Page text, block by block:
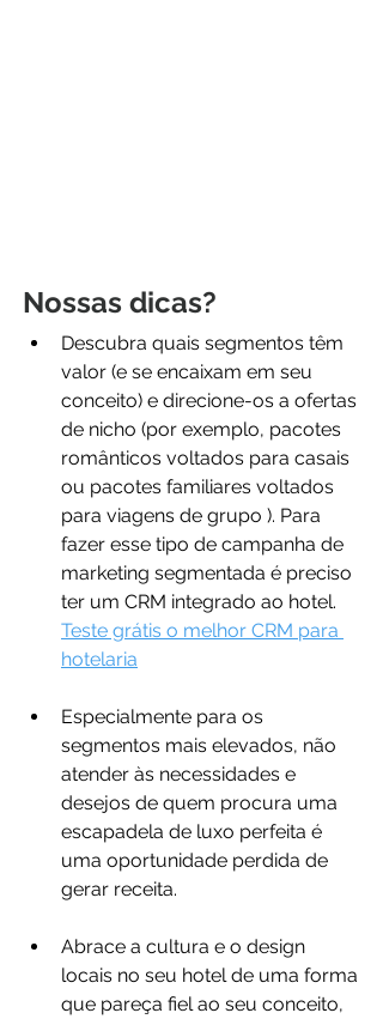
Nossas dicas?
Descubra quais segmentos têm
valor (e se encaixam em seu
conceito) e direcione-os a ofertas
de nicho (por exemplo, pacotes
românticos voltados para casais
ou pacotes familiares voltados
para viagens de grupo ). Para
fazer esse tipo de campanha de
marketing segmentada é preciso
ter um CRM integrado ao hotel.
Teste grátis o melhor CRM para
hotelaria
Especialmente para os
segmentos mais elevados, não
atender às necessidades e
desejos de quem procura uma
escapadela de luxo perfeita é
uma oportunidade perdida de
gerar receita.
Abrace a cultura e o design
locais no seu hotel de uma forma
que pareça fiel ao seu conceito,